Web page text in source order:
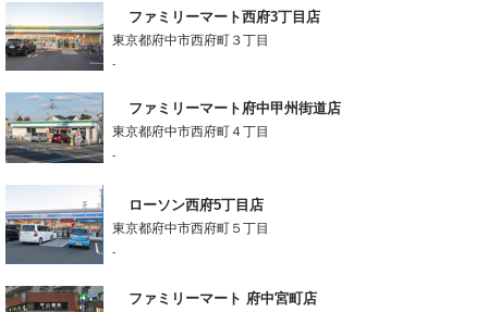
ファミリーマート西府3丁目店
東京都府中市西府町３丁目
-
ファミリーマート府中甲州街道店
東京都府中市西府町４丁目
-
ローソン西府5丁目店
東京都府中市西府町５丁目
-
ファミリーマート 府中宮町店